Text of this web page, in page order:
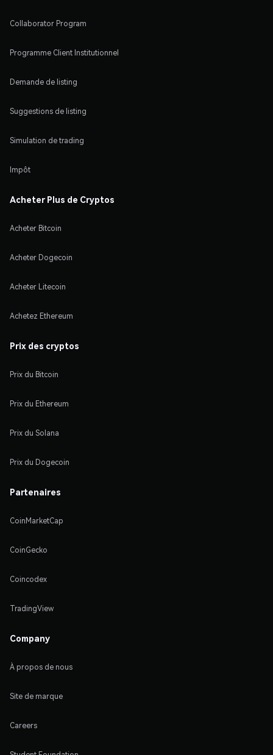
Collaborator Program
Programme Client Institutionnel
Demande de listing
Suggestions de listing
Simulation de trading
Impôt
Acheter Plus de Cryptos
Acheter Bitcoin
Acheter Dogecoin
Acheter Litecoin
Achetez Ethereum
Prix des cryptos
Prix du Bitcoin
Prix du Ethereum
Prix du Solana
Prix du Dogecoin
Partenaires
CoinMarketCap
CoinGecko
Coincodex
TradingView
Company
À propos de nous
Site de marque
Careers